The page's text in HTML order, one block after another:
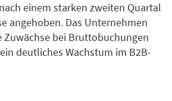
einem starken zweiten Quartal
angehoben. Das Unternehmen
bei Bruttobuchungen
deutliches Wachstum im B2B-